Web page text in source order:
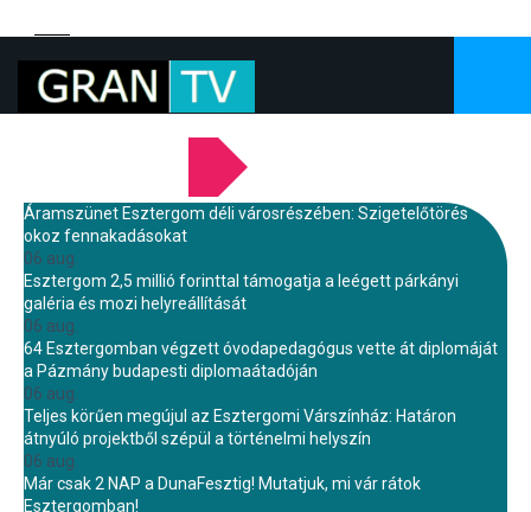
Áramszünet Esztergom déli városrészében: Szigetelőtörés
okoz fennakadásokat
06 aug.
Esztergom 2,5 millió forinttal támogatja a leégett párkányi
galéria és mozi helyreállítását
06 aug.
64 Esztergomban végzett óvodapedagógus vette át diplomáját
a Pázmány budapesti diplomaátadóján
06 aug.
Teljes körűen megújul az Esztergomi Várszínház: Határon
átnyúló projektből szépül a történelmi helyszín
06 aug.
Már csak 2 NAP a DunaFesztig! Mutatjuk, mi vár rátok
Esztergomban!